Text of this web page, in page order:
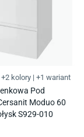
+2 kolory | +1 wariant
Pod
Moduo 60
S929-010